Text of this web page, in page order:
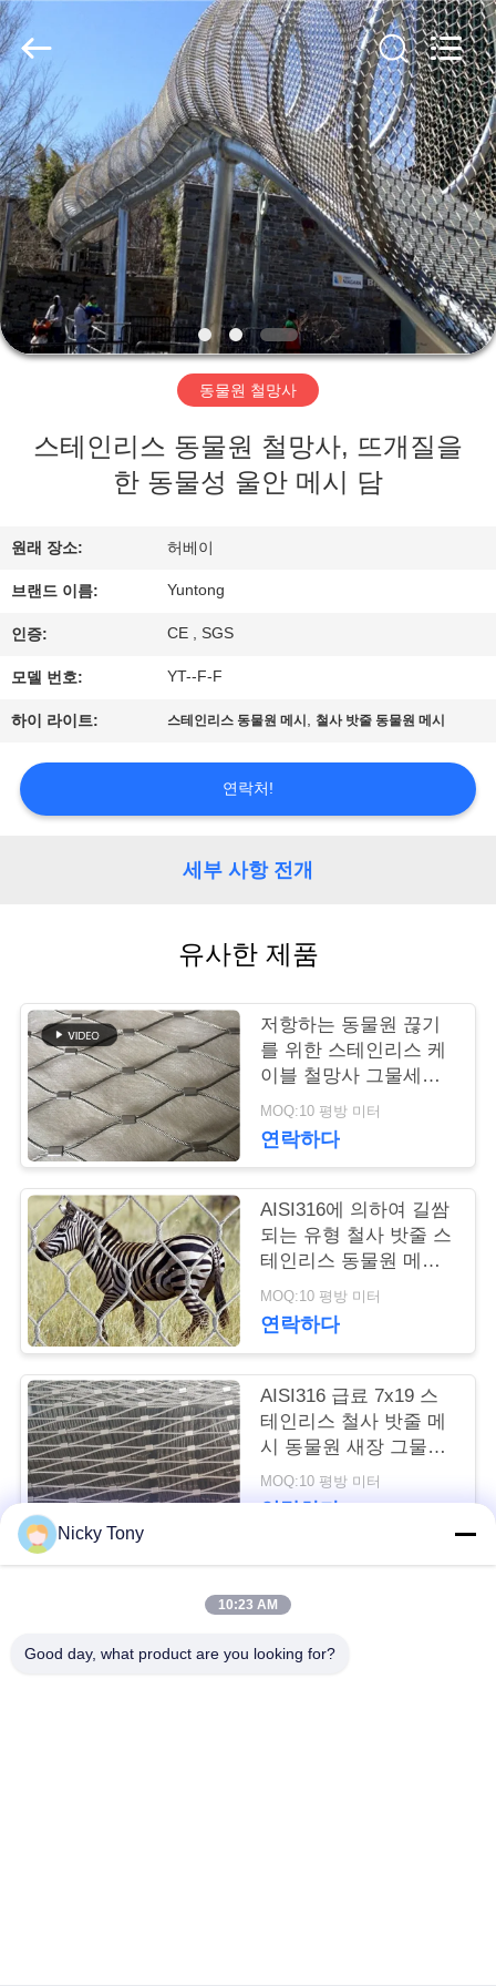
집
제
품
우
리
여
공
장
여
연
락
주
세
요
뉴
스
인
용
문
을
©
2017
-
2026
Anping
Yuntong
Metal
Wire
Mesh
Co.,Ltd.
All
Rights
Reserved.
동물원 철망사
스테인리스 동물원 철망사, 뜨개질을
한 동물성 울안 메시 담
원래 장소: 허베이
브랜드 이름: Yuntong
인증: CE , SGS
모델 번호: YT--F-F
하이 라이트: 스테인리스 동물원 메시 , 철사 밧줄 동물원 메시
연락처!
세부 사항 전개
유사한 제품
저항하는 동물원 끊기
를 위한 스테인리스 케
이블 철망사 그물세공
이 Ferruled 작풍에 의
하여 X 갑니다
MOQ:10 평방 미터
연락하다
AISI316에 의하여 길쌈
되는 유형 철사 밧줄 스
테인리스 동물원 메시/
동물성 울안 검술
MOQ:10 평방 미터
연락하다
AISI316 급료 7x19 스
테인리스 철사 밧줄 메
시 동물원 새장 그물세
공
MOQ:10 평방 미터
연락하다
Nicky Tony
10:23 AM
Good day, what product are you looking for?